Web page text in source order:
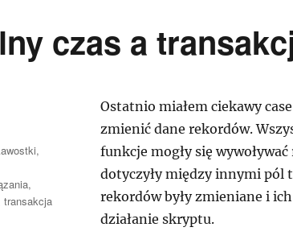
czas a
Ostatnio miałem ciekawy
zmienić dane rekordów.
funkcje mogły się
dotyczyły między innymi pól
rekordów były zmieniane i
działanie skryptu.
,
,
transakcja